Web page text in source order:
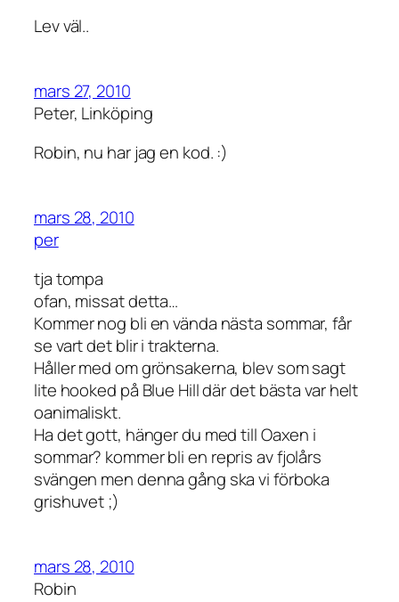
Lev väl..
mars 27, 2010
Peter, Linköping
Robin, nu har jag en kod. :)
mars 28, 2010
per
tja tompa
ofan, missat detta…
Kommer nog bli en vända nästa sommar, får
se vart det blir i trakterna.
Håller med om grönsakerna, blev som sagt
lite hooked på Blue Hill där det bästa var helt
oanimaliskt.
Ha det gott, hänger du med till Oaxen i
sommar? kommer bli en repris av fjolårs
svängen men denna gång ska vi förboka
grishuvet ;)
mars 28, 2010
Robin